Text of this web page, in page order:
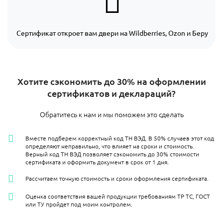
Сертификат откроет вам двери на Wildberries, Ozon и Беру
Хотите сэкономить до 30% на оформлении
сертификатов и деклараций?
Обратитесь к нам и мы поможем это сделать
Вместе подберем корректный код ТН ВЭД. В 50% случаев этот код
определяют неправильно, что влияет на сроки и стоимость.
Верный код ТН ВЭД позволяет сэкономить до 30% стоимости
сертификата и оформить документ в срок от 1 дня.
Рассчитаем точную стоимость и сроки оформления сертификата.
Оценка соответствия вашей продукции требованиям ТР ТС, ГОСТ
или ТУ пройдет под моим контролем.